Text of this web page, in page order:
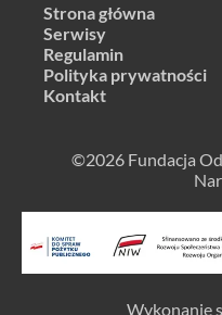
Strona główna
Serwisy
Regulamin
Polityka prywatności
Kontakt
©2026 Fundacja
Wykonanie